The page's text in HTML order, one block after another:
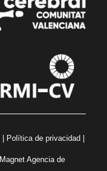
Política de privacidad
Magnet Agencia de